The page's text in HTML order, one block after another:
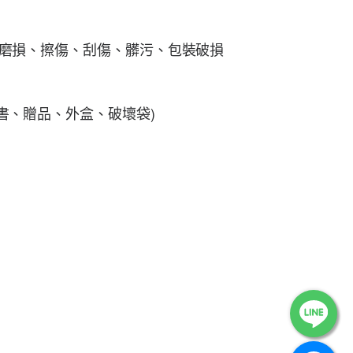
損、擦傷、刮傷、髒污、包裝破損
、贈品、外盒、破壞袋)